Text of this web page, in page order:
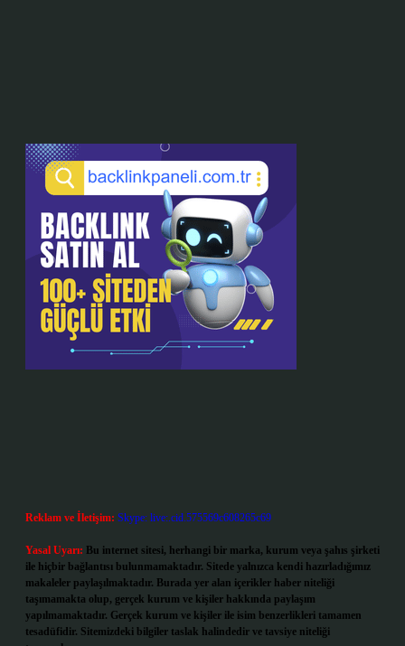
Reklam ve İletişim: Skype: live:.cid.575569c608265c69
Yasal Uyarı: Bu internet sitesi, herhangi bir marka, kurum veya şahıs şirketi
ile hiçbir bağlantısı bulunmamaktadır. Sitede yalnızca kendi hazırladığımız
makaleler paylaşılmaktadır. Burada yer alan içerikler haber niteliği
taşımamakta olup, gerçek kurum ve kişiler hakkında paylaşım
yapılmamaktadır. Gerçek kurum ve kişiler ile isim benzerlikleri tamamen
tesadüfidir. Sitemizdeki bilgiler taslak halindedir ve tavsiye niteliği